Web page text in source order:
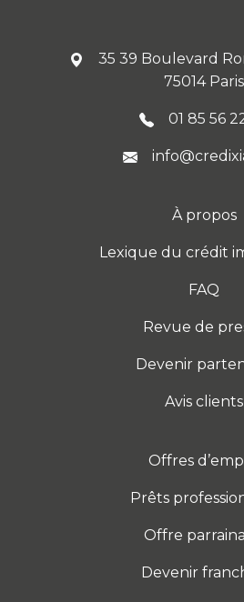
35 39 Boulevard
75014 Paris
01 85 56
À propos
Lexique du crédit
FAQ
Revue de
Devenir
Avis clients
Offres
Prêts
Offre
Devenir